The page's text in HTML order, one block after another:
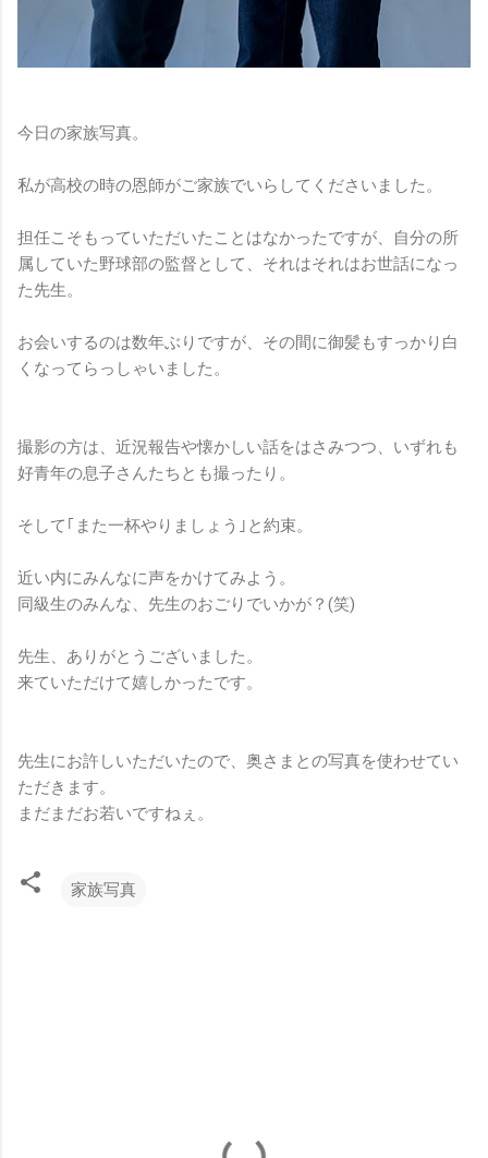
今日の家族写真。
私が高校の時の恩師がご家族でいらしてくださいました。
担任こそもっていただいたことはなかったですが、自分の所
属していた野球部の監督として、それはそれはお世話になっ
た先生。
お会いするのは数年ぶりですが、その間に御髪もすっかり白
くなってらっしゃいました。
撮影の方は、近況報告や懐かしい話をはさみつつ、いずれも
好青年の息子さんたちとも撮ったり。
そして｢また一杯やりましょう｣と約束。
近い内にみんなに声をかけてみよう。
同級生のみんな、先生のおごりでいかが？(笑)
先生、ありがとうございました。
来ていただけて嬉しかったです。
先生にお許しいただいたので、奥さまとの写真を使わせてい
ただきます。
まだまだお若いですねぇ。
家族写真